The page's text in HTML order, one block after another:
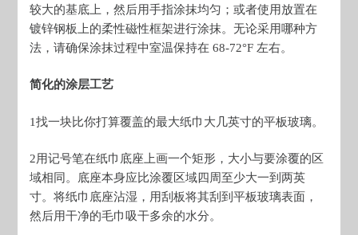
较大的基底上，然后用手指涂抹均匀；或者使用放置在
镀锌钢板上的柔性磁性框架进行涂抹。无论采用哪种方
法，请确保涂抹过程中室温保持在 68-72°F 左右。
简化的涂层工艺
1找一块比你打算覆盖的最大纸巾大几英寸的平板玻璃。
2用记号笔在纸巾底座上画一个矩形，大小与要涂覆的区
域相同。底座本身应比涂覆区域四周至少大一到两英
寸。将纸巾底座沾湿，用刮板将其刮到平板玻璃表面，
然后用干净的毛巾吸干多余的水分。